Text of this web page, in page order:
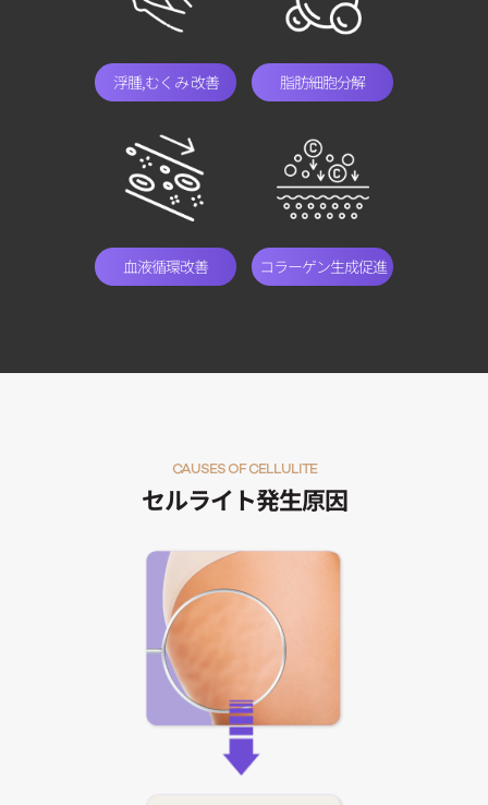
浮腫,むくみ 改善 脂肪細胞分解
血液循環改善 コラーゲン生成促進
セルライト発生原因
CAUSES OF CELLULITE